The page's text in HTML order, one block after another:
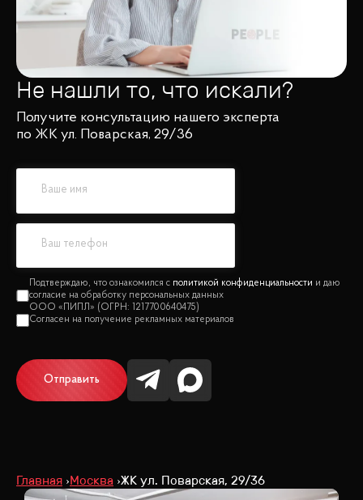
Не нашли то, что искали?
Получите консультацию нашего эксперта
по ЖК ул. Поварская, 29/36
политикой конфиденциальности
Отправить
Главная Москва ЖК ул. Поварская, 29/36